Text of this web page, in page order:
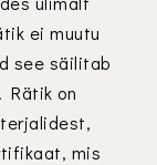
ei muutu
see säilitab
Rätik on
mis